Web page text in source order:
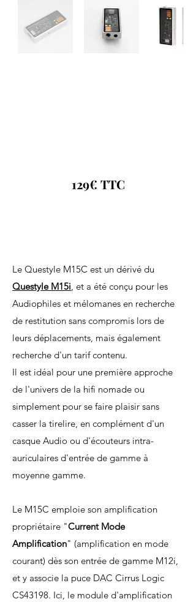
129€ TTC
Le Questyle M15C est un dérivé du
Questyle M15i, et a été conçu pour les
Audiophiles et mélomanes en recherche
de restitution sans compromis lors de
leurs déplacements, mais également
recherche d'un tarif contenu.
Il est idéal pour une première approche
de l'univers de la hifi nomade ou
simplement pour se faire plaisir sans
casser la tirelire, en complément d'un
casque Audio ou d'écouteurs intra-
auriculaires d'entrée de gamme à
moyenne gamme.
Le M15C emploie son amplification
propriétaire "Current Mode
Amplification" (amplification en mode
courant) dès son entrée de gamme M12i,
et y associe la puce DAC Cirrus Logic
CS43198. Ici, le module d'amplification